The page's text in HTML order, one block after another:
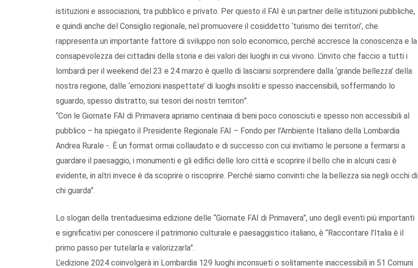
istituzioni e associazioni, tra pubblico e privato. Per questo il FAI è un partner delle istituzioni pubbliche,
e quindi anche del Consiglio regionale, nel promuovere il cosiddetto ‘turismo dei territori’, che
rappresenta un importante fattore di sviluppo non solo economico, perché accresce la conoscenza e la
consapevolezza dei cittadini della storia e dei valori dei luoghi in cui vivono. L’invito che faccio a tutti i
lombardi per il weekend del 23 e 24 marzo è quello di lasciarsi sorprendere dalla ‘grande bellezza’ della
nostra regione, dalle ‘emozioni inaspettate’ di luoghi insoliti e spesso inaccensibili, soffermando lo
sguardo, spesso distratto, sui tesori dei nostri territori”.
“Con le Giornate FAI di Primavera apriamo centinaia di beni poco conosciuti e spesso non accessibili al
pubblico – ha spiegato il Presidente Regionale FAI – Fondo per l’Ambiente Italiano della Lombardia
Andrea Rurale -. È un format ormai collaudato e di successo con cui invitiamo le persone a fermarsi a
guardare il paesaggio, i monumenti e gli edifici delle loro città e scoprire il bello che in alcuni casi è
evidente, in altri invece è da scoprire o riscoprire. Perché siamo convinti che la bellezza sia negli occhi di
chi guarda”.
Lo slogan della trentaduesima edizione delle “Giornate FAI di Primavera”, uno degli eventi più importanti
e significativi per conoscere il patrimonio culturale e paesaggistico italiano, è “Raccontare l’Italia è il
primo passo per tutelarla e valorizzarla”.
L’edizione 2024 coinvolgerà in Lombardia 129 luoghi inconsueti o solitamente inaccessibili in 51 Comuni